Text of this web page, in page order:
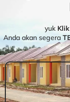
yuk
Anda akan segera